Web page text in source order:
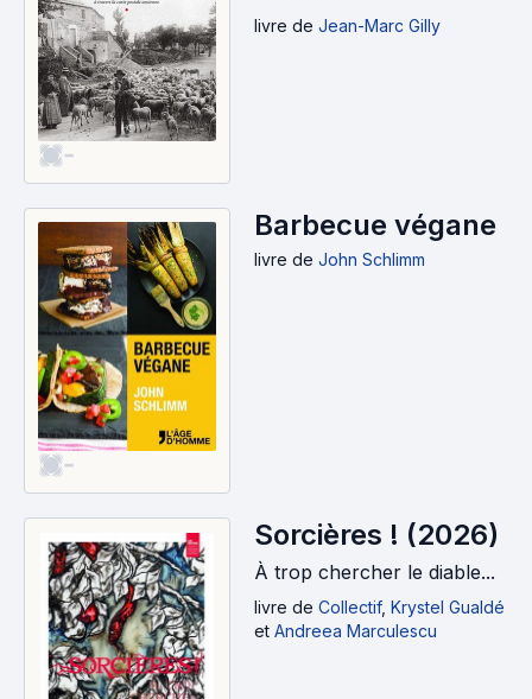
-
livre de Jean-Marc Gilly
-
Barbecue végane
livre de John Schlimm
Sorcières ! (2026)
À trop chercher le diable...
livre de Collectif, Krystel Gualdé
et Andreea Marculescu